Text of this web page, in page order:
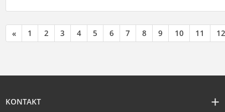
« 1 2 3 4 5 6 7 8 9 10 11 12
KONTAKT